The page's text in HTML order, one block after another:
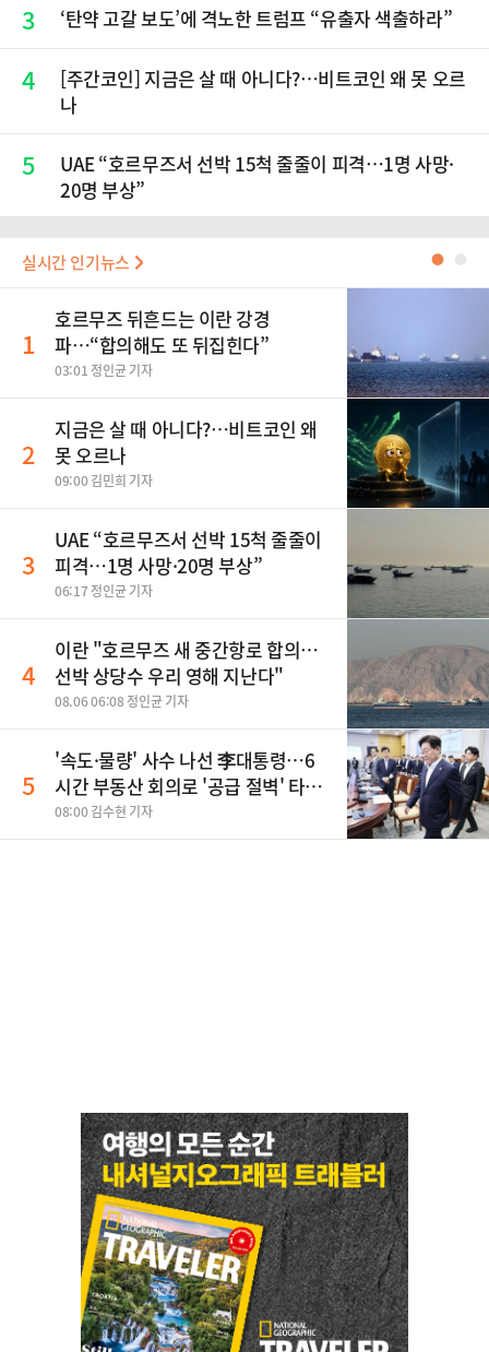
3 ‘탄약 고갈 보도’에 격노한 트럼프 “유출자 색출하라”
4
[주간코인] 지금은 살 때 아니다?…비트코인 왜 못 오르
나
5
UAE “호르무즈서 선박 15척 줄줄이 피격…1명 사망·
20명 부상”
실시간 인기뉴스 ●
1
호르무즈 뒤흔드는 이란 강경
파…“합의해도 또 뒤집힌다”
03:01 정인균 기자
2
지금은 살 때 아니다?…비트코인 왜
못 오르나
09:00 김민희 기자
3
UAE “호르무즈서 선박 15척 줄줄이
피격…1명 사망·20명 부상”
06:17 정인균 기자
4
이란 "호르무즈 새 중간항로 합의…
선박 상당수 우리 영해 지난다"
08.06 06:08 정인균 기자
5
'속도·물량' 사수 나선 李대통령…6
시간 부동산 회의로 '공급 절벽' 타개
총력전
08:00 김수현 기자